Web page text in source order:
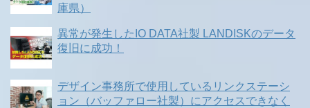
庫県）
異常が発生したIO DATA社製 LANDISKのデータ
復旧に成功！
デザイン事務所で使用しているリンクステーシ
ョン（バッファロー社製）にアクセスできなく